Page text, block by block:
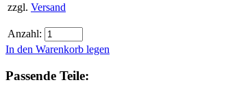
zzgl. Versand
Anzahl:
In den Warenkorb legen
Passende Teile: